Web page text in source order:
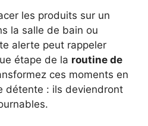
les produits sur un
la salle de bain ou
alerte peut rappeler
étape de la routine de
ces moments en
détente : ils deviendront